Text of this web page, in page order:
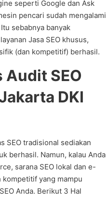
seperti Google dan Ask
pencari sudah mengalami
sebabnya banyak
Jasa SEO khusus,
(dan kompetitif) berhasil.
Audit SEO
DKI
SEO tradisional sediakan
berhasil. Namun, kalau Anda
sarana SEO lokal dan e-
yang mampu
Anda. Berikut 3 Hal